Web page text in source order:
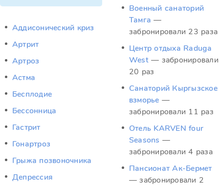
Аддисонический криз
Артрит
Артроз
Астма
Бесплодие
Бессонница
Гастрит
Гонартроз
Грыжа позвоночника
Депрессия
Военный санаторий
Тамга —
забронировали 23 раза
Центр отдыха Raduga
West — забронировали
20 раз
Санаторий Кыргызское
взморье —
забронировали 11 раз
Отель KARVEN four
Seasons —
забронировали 4 раза
Пансионат Ак-Бермет
— забронировали 2